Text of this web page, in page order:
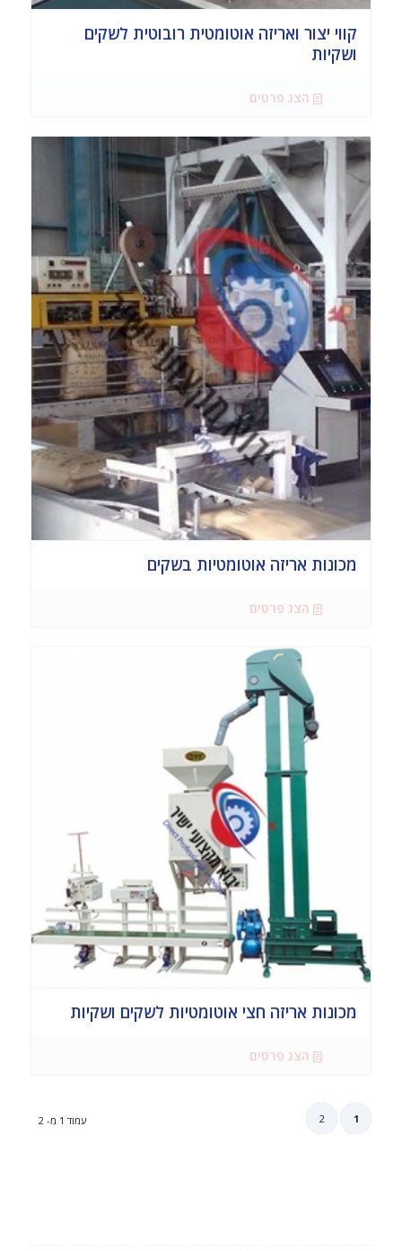
קווי יצור ואריזה אוטומטית רובוטית לשקים
ושקיות
הצג פרטים
מכונות אריזה אוטומטיות בשקים
הצג פרטים
מכונות אריזה חצי אוטומטיות לשקים ושקיות
הצג פרטים
עמוד 1 מ- 2 1
2